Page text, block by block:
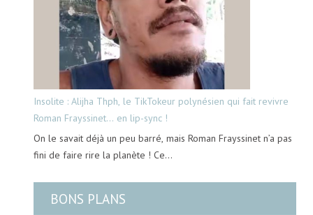
Insolite : Alijha Thph, le TikTokeur polynésien qui fait revivre
Roman Frayssinet… en lip-sync !
On le savait déjà un peu barré, mais Roman Frayssinet n’a pas
fini de faire rire la planète ! Ce…
BONS PLANS